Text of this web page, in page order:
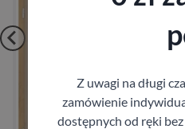
Z uwagi na długi
zamówienie
dostępnych od ręki bez